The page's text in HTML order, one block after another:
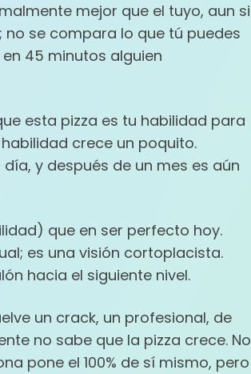
mejor que el tuyo, aun si
no se compara lo que tú puedes
45 minutos alguien
esta pizza es tu habilidad para
crece un poquito.
y después de un mes es aún
que en ser perfecto hoy.
es una visión cortoplacista.
hacia el siguiente nivel.
un crack, un profesional, de
no sabe que la pizza crece. No
pone el 100% de sí mismo, pero